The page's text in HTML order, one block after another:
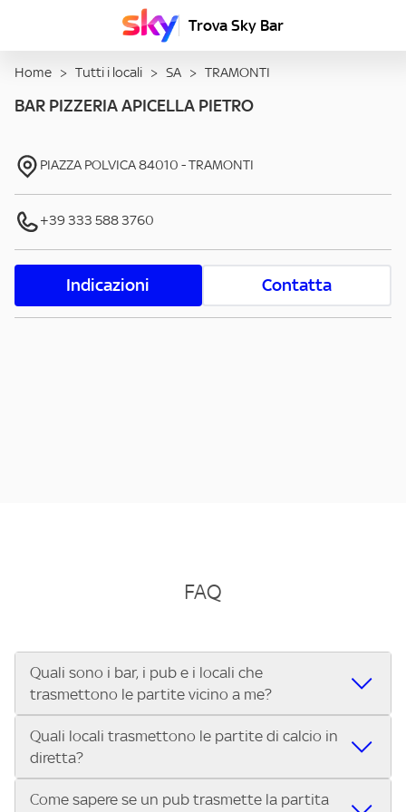
Trova Sky Bar
Home > Tutti i locali > SA > TRAMONTI
BAR PIZZERIA APICELLA PIETRO
PIAZZA POLVICA84010 -TRAMONTI
+39 333 588 3760
Indicazioni Contatta
FAQ
Quali sono i bar, i pub e i locali che
trasmettono le partite vicino a me?
Se cerchi un bar, pub, ristorante o locale vicino a te per
vedere le partite di Serie A ENILIVE, la Serie C Sky Wifi, la
UEFA Champions League, la UEFA Europa League, la UEFA
Conference League, il Tennis, la Formula 1®, la MotoGP™ e
Quali locali trasmettono le partite di calcio in
diretta?
Vuoi sapere quali bar, pub o ristoranti mostrano le partite
Come sapere se un pub trasmette la partita